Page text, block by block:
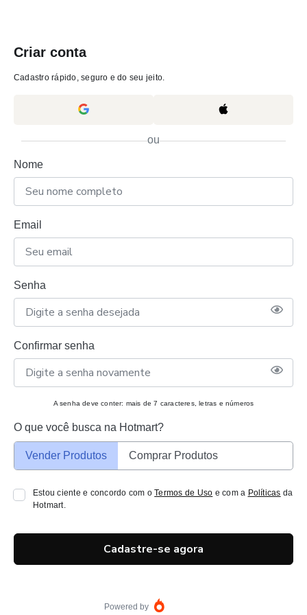
Criar conta
Cadastro rápido, seguro e do seu jeito.
ou
Nome
Email
Senha
Confirmar senha
A senha deve conter: mais de 7 caracteres, letras e números
O que você busca na Hotmart?
Vender Produtos Comprar Produtos
Estou ciente e concordo com oTermos de Uso e com a Políticas da
Hotmart.
Cadastre-se agora
Powered by